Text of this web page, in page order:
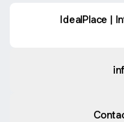
IdealPlace |